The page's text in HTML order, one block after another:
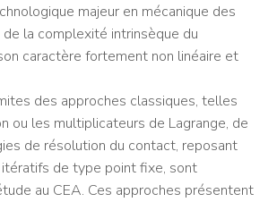
majeur en mécanique des
de la complexité intrinsèque du
caractère fortement non linéaire et
des approches classiques, telles
ou les multiplicateurs de Lagrange, de
de résolution du contact, reposant
de type point fixe, sont
au CEA. Ces approches présentent